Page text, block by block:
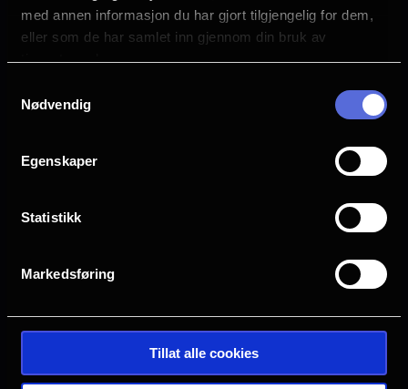
med annen informasjon du har gjort tilgjengelig for dem,
eller som de har samlet inn gjennom din bruk av
tjenestene deres.
Nødvendig
Egenskaper
Statistikk
Markedsføring
Tillat alle cookies
Booking
Send e-post tildrammen[at]nfkino.no
følgende info:
Ønske om film
Priser og betaling
90 kroner per elev/barn.
Lærere/ansatt går gratis.
Billettene kan betales med